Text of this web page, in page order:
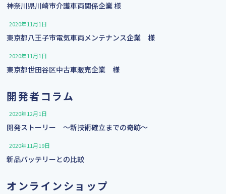
神奈川県川崎市介護⾞両関係企業 様
2020年11月1日
東京都八王子市電気車両メンテナンス企業 様
2020年11月1日
東京都世田谷区中古車販売企業 様
開発者コラム
2020年12月1日
開発ストーリー 〜新技術確立までの奇跡〜
2020年11月19日
新品バッテリーとの比較
オンラインショップ